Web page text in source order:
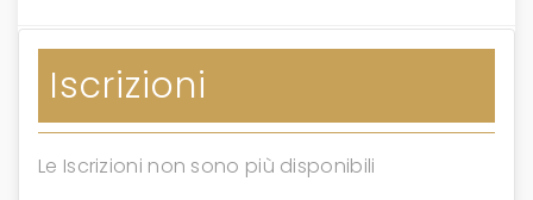
Iscrizioni
Le Iscrizioni non sono più disponibili